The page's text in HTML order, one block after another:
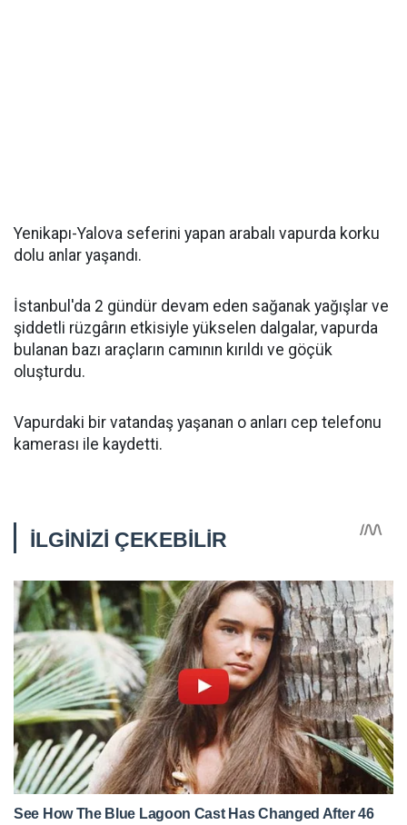
Yenikapı-Yalova seferini yapan arabalı vapurda korku
dolu anlar yaşandı.
İstanbul'da 2 gündür devam eden sağanak yağışlar ve
şiddetli rüzgârın etkisiyle yükselen dalgalar, vapurda
bulanan bazı araçların camının kırıldı ve göçük
oluşturdu.
Vapurdaki bir vatandaş yaşanan o anları cep telefonu
kamerası ile kaydetti.